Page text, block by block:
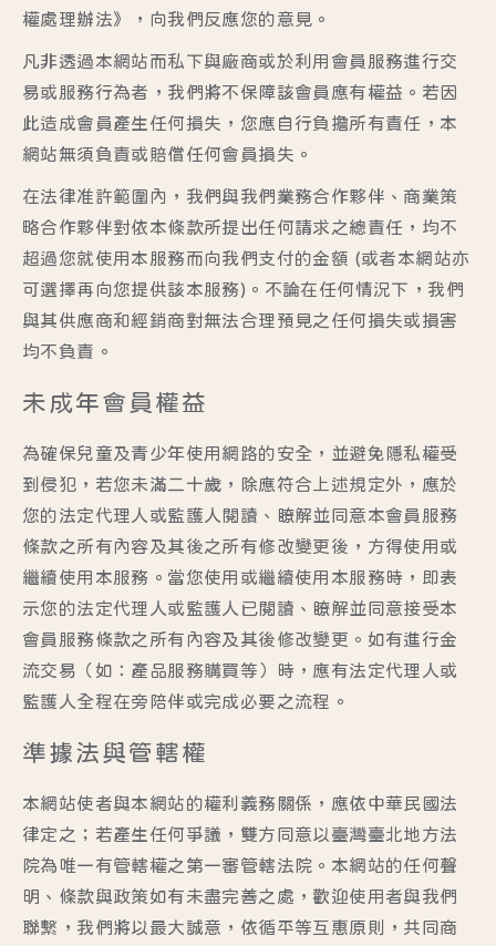
權處理辦法》，向我們反應您的意見。
凡非透過本網站而私下與廠商或於利用會員服務進行交
易或服務行為者，我們將不保障該會員應有權益。若因
此造成會員產生任何損失，您應自行負擔所有責任，本
網站無須負責或賠償任何會員損失。
在法律准許範圍內，我們與我們業務合作夥伴、商業策
略合作夥伴對依本條款所提出任何請求之總責任，均不
超過您就使用本服務而向我們支付的金額 (或者本網站亦
可選擇再向您提供該本服務)。不論在任何情況下，我們
與其供應商和經銷商對無法合理預見之任何損失或損害
均不負責。
未成年會員權益
為確保兒童及青少年使用網路的安全，並避免隱私權受
到侵犯，若您未滿二十歲，除應符合上述規定外，應於
您的法定代理人或監護人閱讀、瞭解並同意本會員服務
條款之所有內容及其後之所有修改變更後，方得使用或
繼續使用本服務。當您使用或繼續使用本服務時，即表
示您的法定代理人或監護人已閱讀、瞭解並同意接受本
會員服務條款之所有內容及其後修改變更。如有進行金
流交易（如：產品服務購買等）時，應有法定代理人或
監護人全程在旁陪伴或完成必要之流程。
準據法與管轄權
本網站使者與本網站的權利義務關係，應依中華民國法
律定之；若產生任何爭議，雙方同意以臺灣臺北地方法
院為唯一有管轄權之第一審管轄法院。本網站的任何聲
明、條款與政策如有未盡完善之處，歡迎使用者與我們
聯繫，我們將以最大誠意，依循平等互惠原則，共同商